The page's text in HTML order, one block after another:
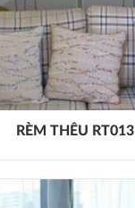
RÈM THÊU RT013